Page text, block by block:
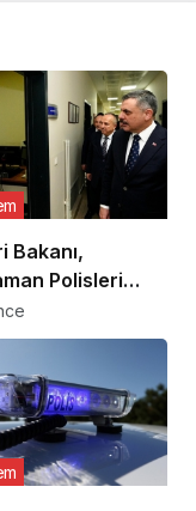
Bakanı,
Polisleri
Etti